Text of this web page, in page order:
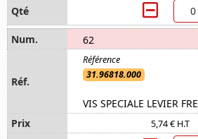
62
31.96818.000
VIS SPECIALE LEVIER
5,74 € H.T